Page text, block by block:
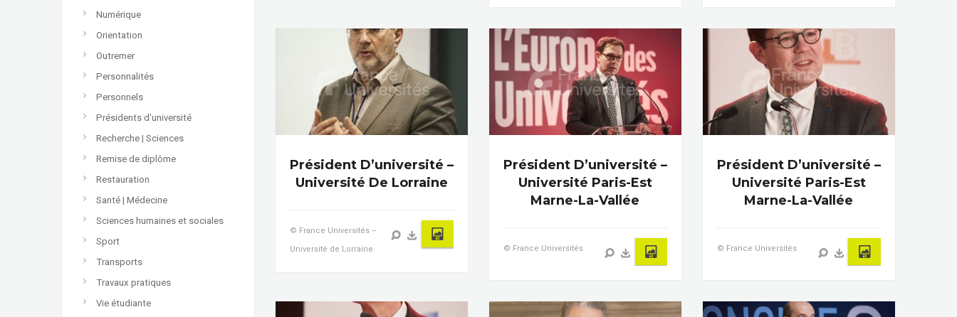
Numérique
Orientation
Outremer
Personnalités
Personnels
Présidents d'université
Recherche | Sciences
Remise de diplôme
Restauration
Santé | Médecine
Sciences humaines et sociales
Sport
Transports
Travaux pratiques
Vie étudiante
Président D’université –
Université De Lorraine
© France Universités –
Université de Lorraine
Président D’université –
Université Paris-Est
Marne-La-Vallée
© France Universités
Président D’université –
Université Paris-Est
Marne-La-Vallée
© France Universités